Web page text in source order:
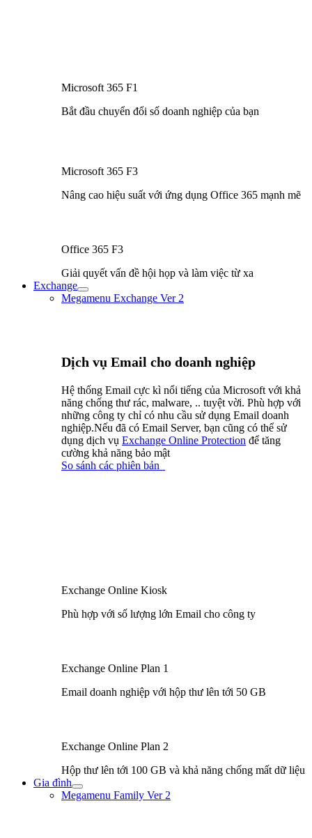
Microsoft 365 F1
Bắt đầu chuyển đổi số doanh nghiệp của bạn
Microsoft 365 F3
Nâng cao hiệu suất với ứng dụng Office 365 mạnh mẽ
Office 365 F3
Giải quyết vấn đề hội họp và làm việc từ xa
Exchange
Bật/tắt
Menu
Megamenu Exchange Ver 2
Dịch vụ Email cho doanh nghiệp
Hệ thống Email cực kì nổi tiếng của Microsoft với khả
năng chống thư rác, malware, .. tuyệt vời. Phù hợp với
những công ty chỉ có nhu cầu sử dụng Email doanh
nghiệp.Nếu đã có Email Server, bạn cũng có thể sử
dụng dịch vụ Exchange Online Protection để tăng
cường khả năng bảo mật
So sánh các phiên bản
Exchange Online Kiosk
Phù hợp với số lượng lớn Email cho công ty
Exchange Online Plan 1
Email doanh nghiệp với hộp thư lên tới 50 GB
Exchange Online Plan 2
Hộp thư lên tới 100 GB và khả năng chống mất dữ liệu
Gia đình
Bật/tắt
Menu
Megamenu Family Ver 2